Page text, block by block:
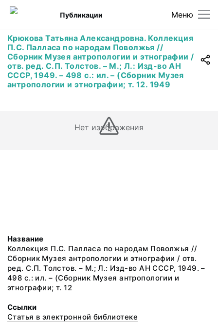
Меню
Публикации
Крюкова Татьяна Александровна. Коллекция
П.С. Палласа по народам Поволжья //
Сборник Музея антропологии и этнографии /
отв. ред. С.П. Толстов. – М.; Л.: Изд-во АН
СССР, 1949. – 498 с.: ил. – (Сборник Музея
антропологии и этнографии; т. 12. 1949
Нет изображения
Название
Коллекция П.С. Палласа по народам Поволжья //
Сборник Музея антропологии и этнографии / отв.
ред. С.П. Толстов. – М.; Л.: Изд-во АН СССР, 1949. –
498 с.: ил. – (Сборник Музея антропологии и
этнографии; т. 12
Ссылки
Статья в электронной библиотеке